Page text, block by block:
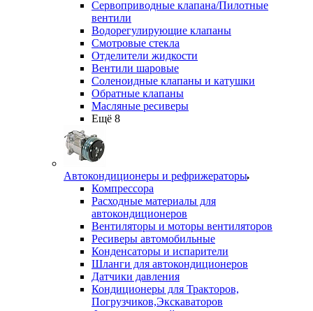
Сервоприводные клапана/Пилотные
вентили
Водорегулирующие клапаны
Смотровые стекла
Отделители жидкости
Вентили шаровые
Соленоидные клапаны и катушки
Обратные клапаны
Масляные ресиверы
Ещё 8
Автокондиционеры и рефрижераторы
Компрессора
Расходные материалы для
автокондиционеров
Вентиляторы и моторы вентиляторов
Ресиверы автомобильные
Конденсаторы и испарители
Шланги для автокондиционеров
Датчики давления
Кондиционеры для Тракторов,
Погрузчиков,Экскаваторов